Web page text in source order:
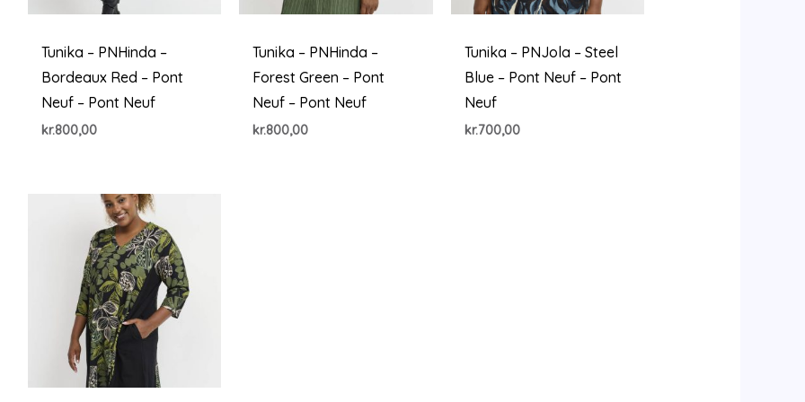
Tunika – PNHinda –
Bordeaux Red – Pont
Neuf – Pont Neuf
kr.800,00
Tunika – PNHinda –
Forest Green – Pont
Neuf – Pont Neuf
kr.800,00
Tunika – PNJola – Steel
Blue – Pont Neuf – Pont
Neuf
kr.700,00